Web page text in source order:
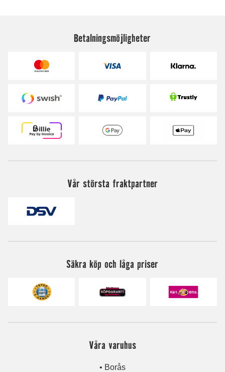
Betalningsmöjligheter
Vår största fraktpartner
Säkra köp och låga priser
Våra varuhus
• Borås